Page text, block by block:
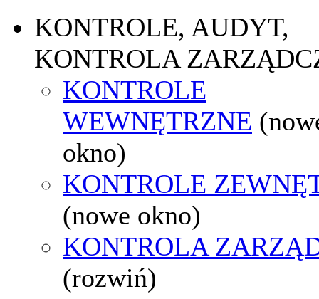
KONTROLE, AUDYT,
KONTROLA
KONTROLE
WEWNĘTRZNE
okno)
KONTROLE
(nowe okno)
KONTROLA
(rozwiń)